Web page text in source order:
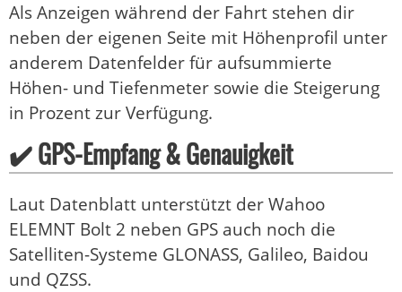
Als Anzeigen während der Fahrt stehen dir
neben der eigenen Seite mit Höhenprofil unter
anderem Datenfelder für aufsummierte
Höhen- und Tiefenmeter sowie die Steigerung
in Prozent zur Verfügung.
✔️ GPS-Empfang & Genauigkeit
Laut Datenblatt unterstützt der Wahoo
ELEMNT Bolt 2 neben GPS auch noch die
Satelliten-Systeme GLONASS, Galileo, Baidou
und QZSS.